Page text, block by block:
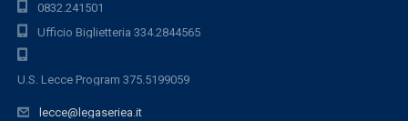
0832.241501
Ufficio Biglietteria 334.2844565
U.S. Lecce Program 375.5199059
lecce@legaseriea.it